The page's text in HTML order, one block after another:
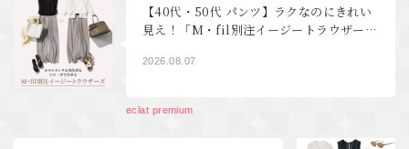
【40代・50代 パンツ】ラクなのにきれい
見え！「M・fil別注イージートラウザー
2026.08.07
eclat premium